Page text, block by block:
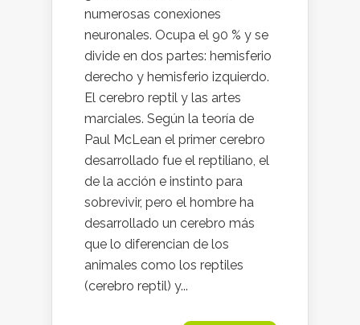
numerosas conexiones
neuronales. Ocupa el 90 % y se
divide en dos partes: hemisferio
derecho y hemisferio izquierdo.
El cerebro reptil y las artes
marciales. Según la teoría de
Paul McLean el primer cerebro
desarrollado fue el reptiliano, el
de la acción e instinto para
sobrevivir, pero el hombre ha
desarrollado un cerebro más
que lo diferencian de los
animales como los reptiles
(cerebro reptil) y...